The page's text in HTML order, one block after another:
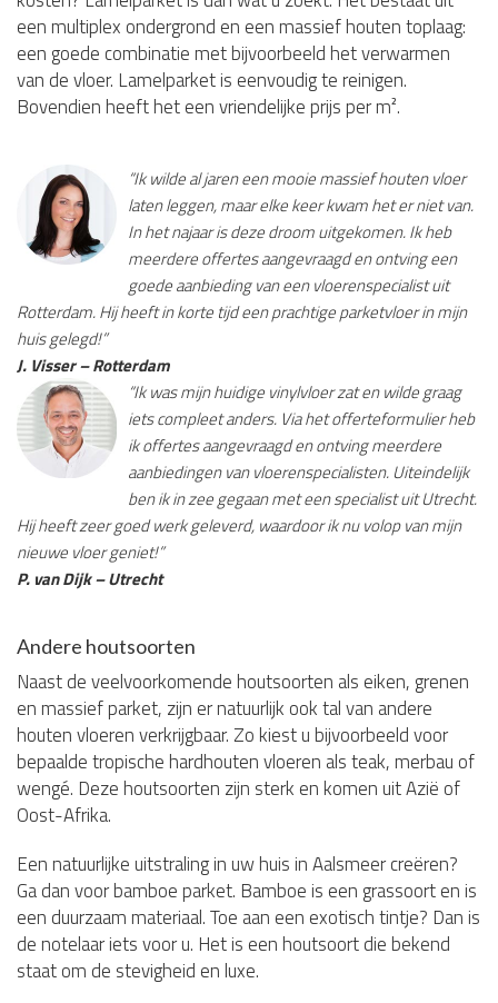
een multiplex ondergrond en een massief houten toplaag:
een goede combinatie met bijvoorbeeld het verwarmen
van de vloer. Lamelparket is eenvoudig te reinigen.
Bovendien heeft het een vriendelijke prijs per m².
“Ik wilde al jaren een mooie massief houten vloer
laten leggen, maar elke keer kwam het er niet van.
In het najaar is deze droom uitgekomen. Ik heb
meerdere offertes aangevraagd en ontving een
goede aanbieding van een vloerenspecialist uit
Rotterdam. Hij heeft in korte tijd een prachtige parketvloer in mijn
huis gelegd!”
J. Visser – Rotterdam
“Ik was mijn huidige vinylvloer zat en wilde graag
iets compleet anders. Via het offerteformulier heb
ik offertes aangevraagd en ontving meerdere
aanbiedingen van vloerenspecialisten. Uiteindelijk
ben ik in zee gegaan met een specialist uit Utrecht.
Hij heeft zeer goed werk geleverd, waardoor ik nu volop van mijn
nieuwe vloer geniet!”
P. van Dijk – Utrecht
Andere houtsoorten
Naast de veelvoorkomende houtsoorten als eiken, grenen
en massief parket, zijn er natuurlijk ook tal van andere
houten vloeren verkrijgbaar. Zo kiest u bijvoorbeeld voor
bepaalde tropische hardhouten vloeren als teak, merbau of
wengé. Deze houtsoorten zijn sterk en komen uit Azië of
Oost-Afrika.
Een natuurlijke uitstraling in uw huis in Aalsmeer creëren?
Ga dan voor bamboe parket. Bamboe is een grassoort en is
een duurzaam materiaal. Toe aan een exotisch tintje? Dan is
de notelaar iets voor u. Het is een houtsoort die bekend
staat om de stevigheid en luxe.